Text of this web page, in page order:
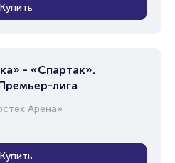
Купить
- «Спартак».
лига
Арена»
Купить